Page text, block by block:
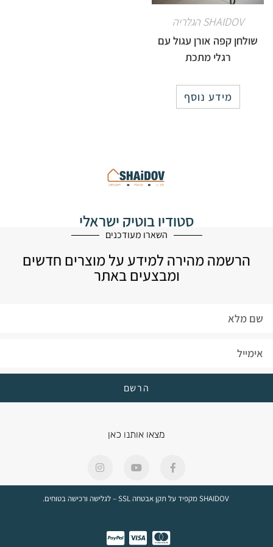
SHAIDOV הגלריה
שולחן קפה אורן עגול עם
רגלי מתכת
מידע נוסף
סטודיו בוטיק ישראלי
לעיצוב הבית
השארו מעודכנים
הרשמה מהירה למידע על מוצרים חדשים
ומבצעים באתר
הרשם
מצאו אותנו כאן
SHAIDOV מקפיד על תקן אבטחה SSL – לגלישה ורכישה בטוחים.